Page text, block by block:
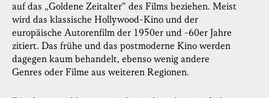
auf das „Goldene Zeitalter“ des Films beziehen. Meist
wird das klassische Hollywood-Kino und der
europäische Autorenfilm der 1950er und -60er Jahre
zitiert. Das frühe und das postmoderne Kino werden
dagegen kaum behandelt, ebenso wenig andere
Genres oder Filme aus weiteren Regionen.